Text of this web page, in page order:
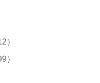
）
）